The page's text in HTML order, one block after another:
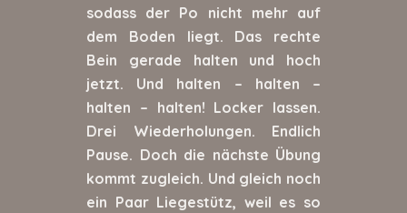
sodass der Po nicht mehr auf
dem Boden liegt. Das rechte
Bein gerade halten und hoch
jetzt. Und halten – halten –
halten – halten! Locker lassen.
Drei Wiederholungen. Endlich
Pause. Doch die nächste Übung
kommt zugleich. Und gleich noch
ein Paar Liegestütz, weil es so